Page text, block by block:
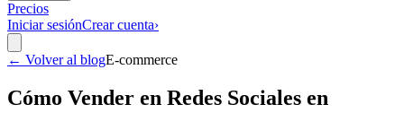
Precios
Iniciar sesiónCrear cuenta›
← Volver al blogE-commerce
Cómo Vender en Redes Sociales en